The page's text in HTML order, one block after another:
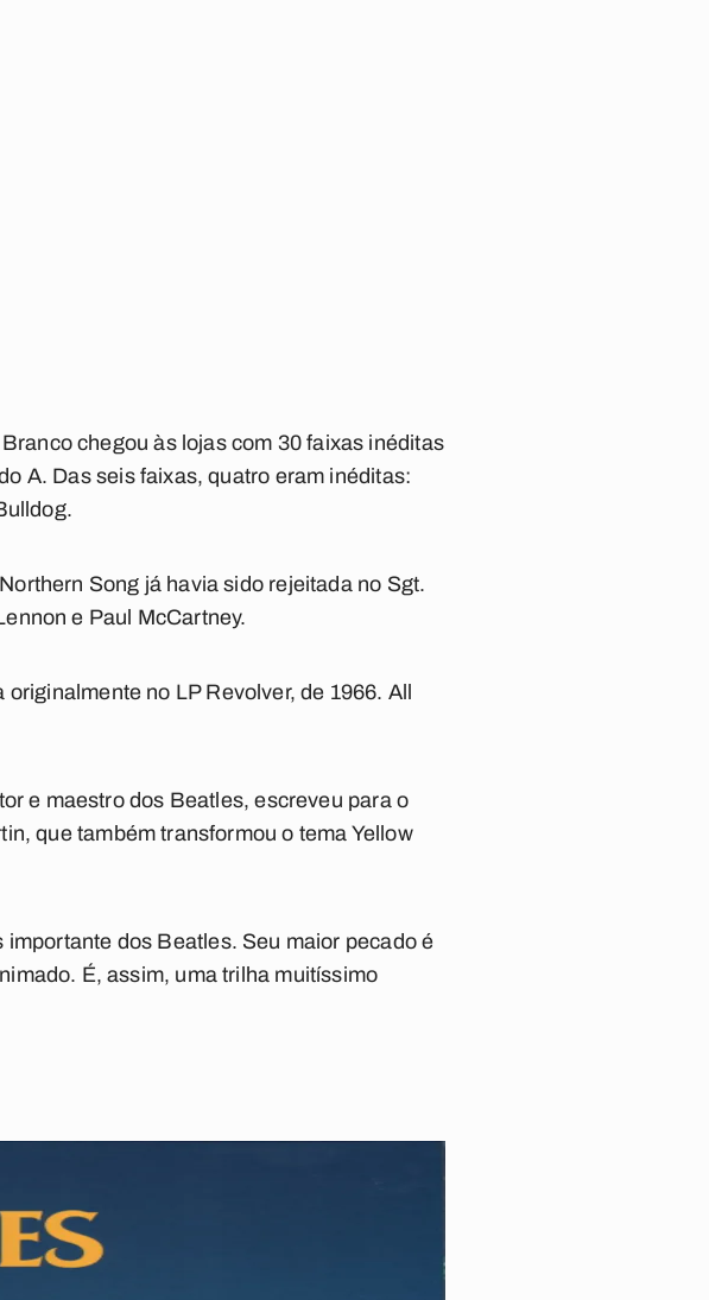
chegou às lojas com 30 faixas inéditas
A. Das seis faixas, quatro eram inéditas:
.
Song já havia sido rejeitada no Sgt.
e Paul McCartney.
originalmente no LP Revolver, de 1966. All
e maestro dos Beatles, escreveu para o
que também transformou o tema Yellow
importante dos Beatles. Seu maior pecado é
É, assim, uma trilha muitíssimo